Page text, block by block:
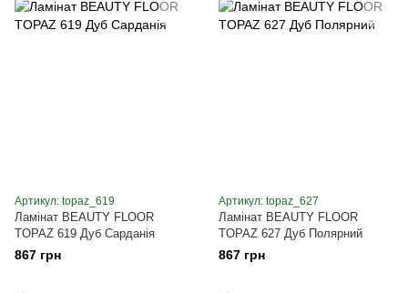
Артикул: topaz_619
Ламінат BEAUTY FLOOR
TOPAZ 619 Дуб Сарданія
867 грн
Артикул: topaz_627
Ламінат BEAUTY FLOOR
TOPAZ 627 Дуб Полярний
867 грн